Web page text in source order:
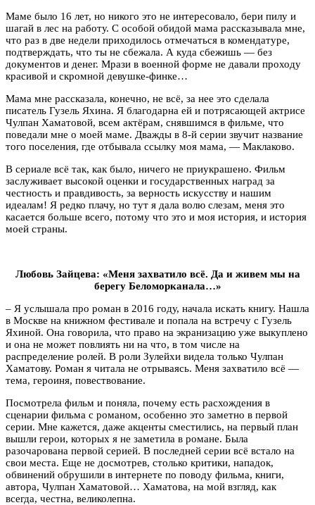
Маме было 16 лет, но никого это не интересовало, бери пилу и
шагай в лес на работу. С особой обидой мама рассказывала мне,
что раз в две недели приходилось отмечаться в комендатуре,
подтверждать, что ты не сбежала. А куда сбежишь — без
документов и денег. Мрази в военной форме не давали проходу
красивой и скромной девушке-финке…
Мама мне рассказала, конечно, не всё, за нее это сделала
писатель Гузель Яхина. Я благодарна ей и потрясающей актрисе
Чулпан Хаматовой, всем актёрам, снявшимся в фильме, что
поведали мне о моей маме. Дважды в 8-й серии звучит название
того поселения, где отбывала ссылку моя мама, — Маклаково.
В сериале всё так, как было, ничего не приукрашено. Фильм
заслуживает высокой оценки и государственных наград за
честность и правдивость, за верность искусству и нашим
идеалам! Я редко плачу, но тут я дала волю слезам, меня это
касается больше всего, потому что это и моя история, и история
моей страны.
Любовь Зайцева: «Меня захватило всё. Да и живем мы на
берегу Беломорканала…»
– Я услышала про роман в 2016 году, начала искать книгу. Нашла
в Москве на книжном фестивале и попала на встречу с Гузель
Яхиной. Она говорила, что право на экранизацию уже выкуплено
и она не может повлиять ни на что, в том числе на
распределение ролей. В роли Зулейхи видела только Чулпан
Хаматову. Роман я читала не отрываясь. Меня захватило всё —
тема, героиня, повествование.
Посмотрела фильм и поняла, почему есть расхождения в
сценарии фильма с романом, особенно это заметно в первой
серии. Мне кажется, даже акценты сместились, на первый план
вышли герои, которых я не заметила в романе. Была
разочарована первой серией. В последней серии всё встало на
свои места. Еще не досмотрев, столько критики, нападок,
обвинений обрушили в интернете по поводу фильма, книги,
автора, Чулпан Хаматовой… Хаматова, на мой взгляд, как
всегда, честна, великолепна.